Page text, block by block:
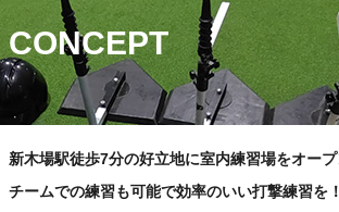
CONCEPT
新木場駅徒歩7分の好立地に室内練習場をオープ
チームでの練習も可能で効率のいい打撃練習を